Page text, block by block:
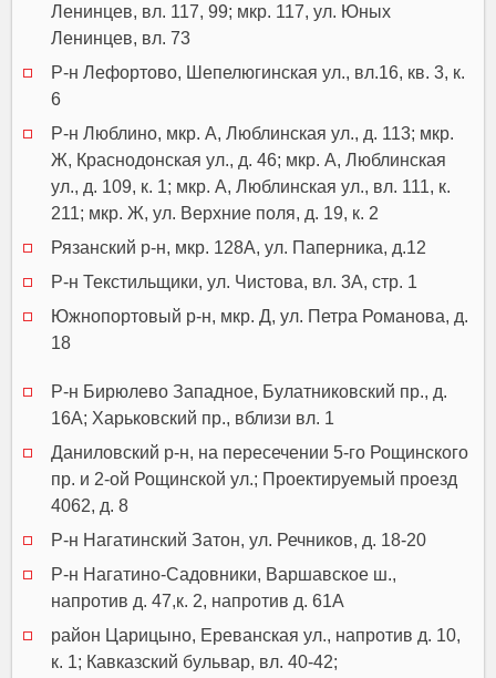
Ленинцев, вл. 117, 99; мкр. 117, ул. Юных
Ленинцев, вл. 73
Р-н Лефортово, Шепелюгинская ул., вл.16, кв. 3, к.
6
Р-н Люблино, мкр. А, Люблинская ул., д. 113; мкр.
Ж, Краснодонская ул., д. 46; мкр. А, Люблинская
ул., д. 109, к. 1; мкр. А, Люблинская ул., вл. 111, к.
211; мкр. Ж, ул. Верхние поля, д. 19, к. 2
Рязанский р-н, мкр. 128А, ул. Паперника, д.12
Р-н Текстильщики, ул. Чистова, вл. 3А, стр. 1
Южнопортовый р-н, мкр. Д, ул. Петра Романова, д.
18
Р-н Бирюлево Западное, Булатниковский пр., д.
16А; Харьковский пр., вблизи вл. 1
Даниловский р-н, на пересечении 5-го Рощинского
пр. и 2-ой Рощинской ул.; Проектируемый проезд
4062, д. 8
Р-н Нагатинский Затон, ул. Речников, д. 18-20
Р-н Нагатино-Садовники, Варшавское ш.,
напротив д. 47,к. 2, напротив д. 61А
район Царицыно, Ереванская ул., напротив д. 10,
к. 1; Кавказский бульвар, вл. 40-42;